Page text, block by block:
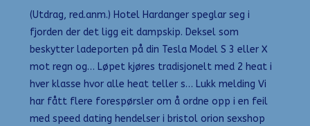
(Utdrag, red.anm.) Hotel Hardanger speglar seg i
fjorden der det ligg eit dampskip. Deksel som
beskytter ladeporten på din Tesla Model S 3 eller X
mot regn og… Løpet kjøres tradisjonelt med 2 heat i
hver klasse hvor alle heat teller s… Lukk melding Vi
har fått flere forespørsler om å ordne opp i en feil
med speed dating hendelser i bristol orion sexshop